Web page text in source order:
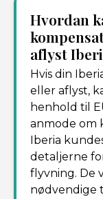
Hvordan
aflyst
Hvis din
eller aflyst,
henhold til
anmode om
Iberia
detaljerne
flyvning. De
nødvendige